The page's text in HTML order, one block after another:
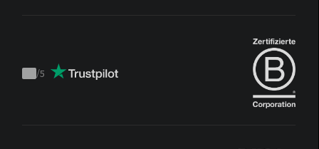
Trustpilot
/5